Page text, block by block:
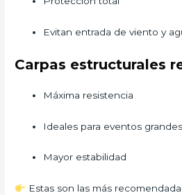
Evitan entrada de viento y
Carpas estructurales
Máxima resistencia
Ideales para eventos grandes
Mayor estabilidad
Estas son las más